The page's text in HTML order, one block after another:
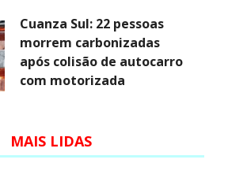
Cuanza Sul: 22 pessoas
morrem carbonizadas
após colisão de autocarro
com motorizada
MAIS LIDAS